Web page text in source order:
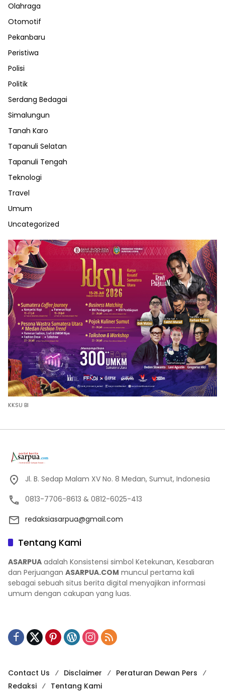
Olahraga
Otomotif
Pekanbaru
Peristiwa
Polisi
Politik
Serdang Bedagai
Simalungun
Tanah Karo
Tapanuli Selatan
Tapanuli Tengah
Teknologi
Travel
Umum
Uncategorized
KKSU BI
Jl. B. Sedap Malam XV No. 8 Medan, Sumut, Indonesia
0813-7706-8613 & 0812-6025-413
redaksiasarpua@gmail.com
Tentang Kami
ASARPUA adalah Konsistensi simbol Ketekunan, Kesabaran
dan Perjuangan ASARPUA.COM muncul pertama kali
sebagai sebuah situs berita digital menyajikan informasi
umum dengan cakupan yang luas.
Contact Us Disclaimer
Peraturan Dewan Pers
Redaksi
Tentang Kami